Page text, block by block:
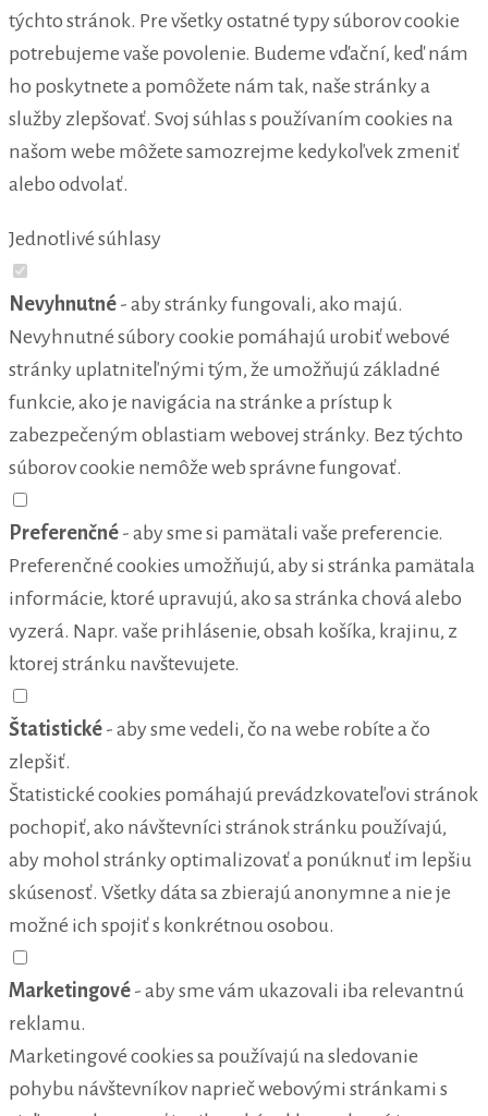
týchto stránok. Pre všetky ostatné typy súborov cookie
potrebujeme vaše povolenie. Budeme vďační, keď nám
ho poskytnete a pomôžete nám tak, naše stránky a
služby zlepšovať. Svoj súhlas s používaním cookies na
našom webe môžete samozrejme kedykoľvek zmeniť
alebo odvolať.
Jednotlivé súhlasy
Nevyhnutné - aby stránky fungovali, ako majú.
Nevyhnutné súbory cookie pomáhajú urobiť webové
stránky uplatniteľnými tým, že umožňujú základné
funkcie, ako je navigácia na stránke a prístup k
zabezpečeným oblastiam webovej stránky. Bez týchto
súborov cookie nemôže web správne fungovať.
Preferenčné - aby sme si pamätali vaše preferencie.
Preferenčné cookies umožňujú, aby si stránka pamätala
informácie, ktoré upravujú, ako sa stránka chová alebo
vyzerá. Napr. vaše prihlásenie, obsah košíka, krajinu, z
ktorej stránku navštevujete.
Štatistické - aby sme vedeli, čo na webe robíte a čo
zlepšiť.
Štatistické cookies pomáhajú prevádzkovateľovi stránok
pochopiť, ako návštevníci stránok stránku používajú,
aby mohol stránky optimalizovať a ponúknuť im lepšiu
skúsenosť. Všetky dáta sa zbierajú anonymne a nie je
možné ich spojiť s konkrétnou osobou.
Marketingové - aby sme vám ukazovali iba relevantnú
reklamu.
Marketingové cookies sa používajú na sledovanie
pohybu návštevníkov naprieč webovými stránkami s